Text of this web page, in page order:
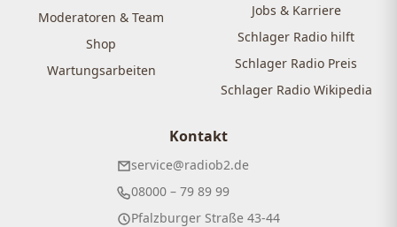
Moderatoren & Team
Shop
Wartungsarbeiten
Jobs & Karriere
Schlager Radio hilft
Schlager Radio Preis
Schlager Radio Wikipedia
Kontakt
service@radiob2.de
08000 – 79 89 99
Pfalzburger Straße 43-44